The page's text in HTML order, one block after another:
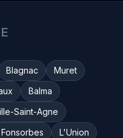
Blagnac
Muret
Balma
Saint-Agne
Fonsorbes
L'Union